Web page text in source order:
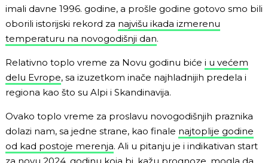
imali davne 1996. godine, a prošle godine gotovo smo bili
oborili istorijski rekord za najvišu ikada izmerenu
temperaturu na novogodišnji dan.
Relativno toplo vreme za Novu godinu biće i u većem
delu Evrope, sa izuzetkom inače najhladnijih predela i
regiona kao što su Alpi i Skandinavija.
Ovako toplo vreme za proslavu novogodišnjih praznika
dolazi nam, sa jedne strane, kao finale najtoplije godine
od kad postoje merenja. Ali u pitanju je i indikativan start